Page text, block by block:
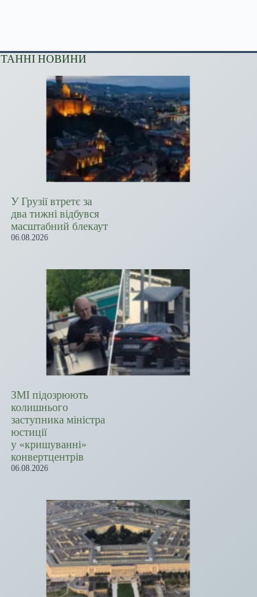
НОВИНИ
У Грузії втретє за
два тижні відбувся
масштабний блекаут
06.08.2026
ЗМІ підозрюють
колишнього
заступника міністра
юстиції
у «кришуванні»
конвертцентрів
06.08.2026